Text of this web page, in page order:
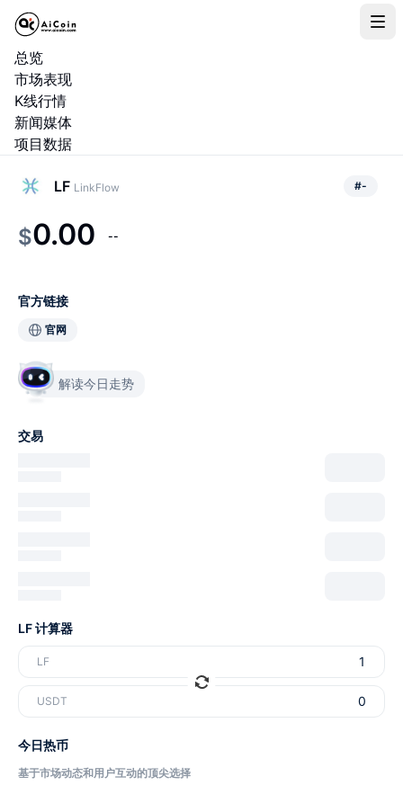
总览
市场表现
K线行情
新闻媒体
项目数据
LF LinkFlow #-
$0.00 --
官方链接
官网
解读今日走势
交易
LF 计算器
LF
USDT
今日热币
基于市场动态和用户互动的顶尖选择